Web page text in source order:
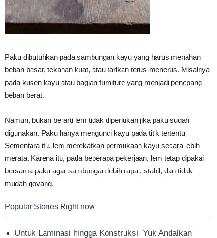
Paku dibutuhkan pada sambungan kayu yang harus menahan
beban besar, tekanan kuat, atau tarikan terus-menerus. Misalnya
pada kusen kayu atau bagian furniture yang menjadi penopang
beban berat.
Namun, bukan berarti lem tidak diperlukan jika paku sudah
digunakan. Paku hanya mengunci kayu pada titik tertentu.
Sementara itu, lem merekatkan permukaan kayu secara lebih
merata. Karena itu, pada beberapa pekerjaan, lem tetap dipakai
bersama paku agar sambungan lebih rapat, stabil, dan tidak
mudah goyang.
Popular Stories Right now
Untuk Laminasi hingga Konstruksi, Yuk Andalkan